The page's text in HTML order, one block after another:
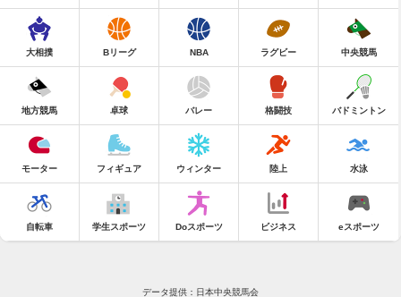
大相撲 Bリーグ NBA ラグビー 中央競馬
地方競馬 卓球 バレー 格闘技 バドミントン
モーター フィギュア ウィンター 陸上 水泳
自転車 学生スポーツ Doスポーツ ビジネス eスポーツ
データ提供：日本中央競馬会